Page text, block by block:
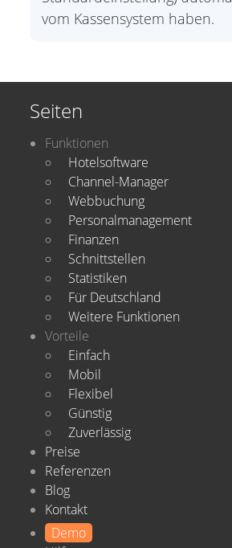
vom Kassensystem haben.
Seiten
Funktionen
Hotelsoftware
Channel-Manager
Webbuchung
Personalmanagement
Finanzen
Schnittstellen
Statistiken
Für Deutschland
Weitere Funktionen
Vorteile
Einfach
Mobil
Flexibel
Günstig
Zuverlässig
Preise
Referenzen
Blog
Kontakt
Demo